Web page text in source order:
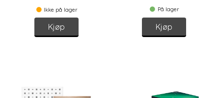
Ikke på lager
Kjøp
På lager
Kjøp